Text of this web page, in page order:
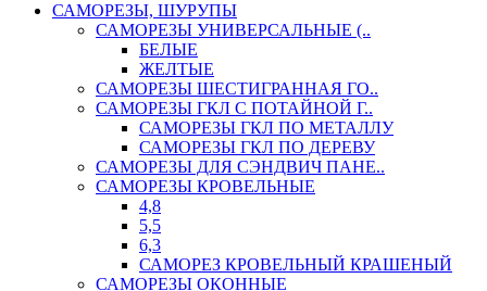
САМОРЕЗЫ, ШУРУПЫ
САМОРЕЗЫ УНИВЕРСАЛЬНЫЕ (..
БЕЛЫЕ
ЖЕЛТЫЕ
САМОРЕЗЫ ШЕСТИГРАННАЯ ГО..
САМОРЕЗЫ ГКЛ С ПОТАЙНОЙ Г..
САМОРЕЗЫ ГКЛ ПО МЕТАЛЛУ
САМОРЕЗЫ ГКЛ ПО ДЕРЕВУ
САМОРЕЗЫ ДЛЯ СЭНДВИЧ ПАНЕ..
САМОРЕЗЫ КРОВЕЛЬНЫЕ
4,8
5,5
6,3
САМОРЕЗ КРОВЕЛЬНЫЙ КРАШЕНЫЙ
САМОРЕЗЫ ОКОННЫЕ